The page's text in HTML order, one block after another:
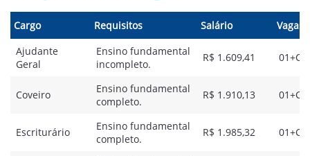
Cargo Requisitos Salário
Vagas
Ajudante
Geral
Ensino fundamental
incompleto.
R$ 1.609,41 01+CR
Coveiro
Ensino fundamental
completo.
R$ 1.910,13 01+CR
Escriturário
Ensino fundamental
completo.
R$ 1.985,32 01+CR